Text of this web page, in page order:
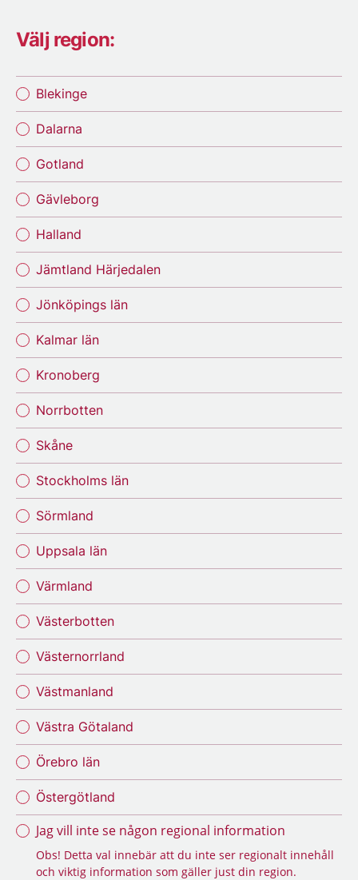
Välj region:
Blekinge
Dalarna
Gotland
Gävleborg
Halland
Jämtland Härjedalen
Jönköpings län
Kalmar län
Kronoberg
Norrbotten
Skåne
Stockholms län
Sörmland
Uppsala län
Värmland
Västerbotten
Västernorrland
Västmanland
Västra Götaland
Örebro län
Östergötland
Jag vill inte se någon regional information
Obs! Detta val innebär att du inte ser regionalt innehåll
och viktig information som gäller just din region.